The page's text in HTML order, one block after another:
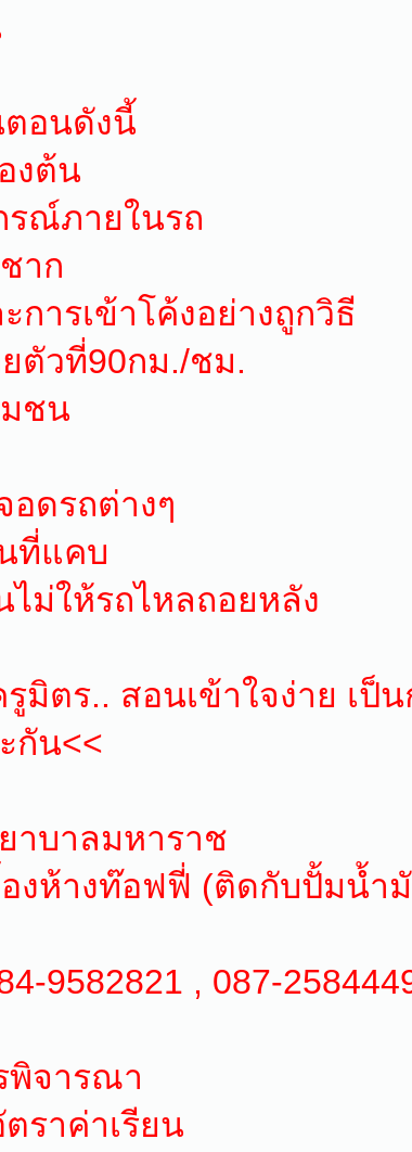
อนดังนี้
งต้น
รณ์ภายในรถ
าก
การเข้าโค้งอย่างถูกวิธี
ยตัวที่90กม./ชม.
ชน
ดรถต่างๆ
ที่แคบ
ม่ให้รถไหลถอยหลัง
ตร.. สอนเข้าใจง่าย เป็
กัน<<
าบาลมหาราช
งห้างท๊อฟฟี่ (ติดกับปั้มน้ำ
9582821 , 087-
พิจารณา
ราค่าเรียน